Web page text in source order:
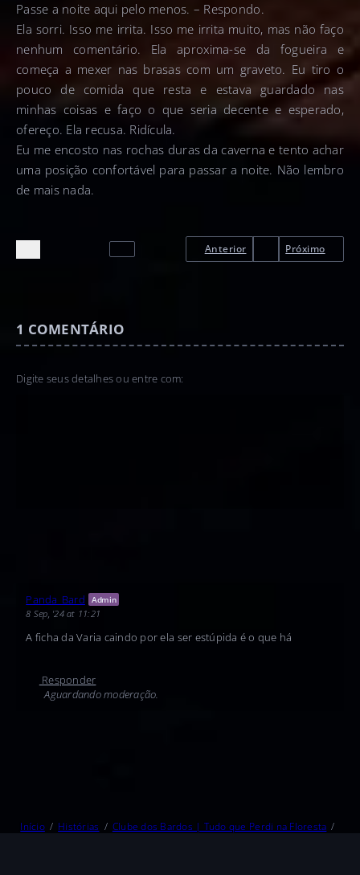
Passe a noite aqui pelo menos. – Respondo.
Ela sorri. Isso me irrita. Isso me irrita muito, mas não faço
nenhum comentário. Ela aproxima-se da fogueira e
começa a mexer nas brasas com um graveto. Eu tiro o
pouco de comida que resta e estava guardado nas
minhas coisas e faço o que seria decente e esperado,
ofereço. Ela recusa. Ridícula.
Eu me encosto nas rochas duras da caverna e tento achar
uma posição confortável para passar a noite. Não lembro
de mais nada.
Anterior Próximo
1 COMENTÁRIO
Digite seus detalhes ou entre com:
Panda_Bard Admin
8 Sep, '24 at 11:21
A ficha da Varia caindo por ela ser estúpida é o que há
Responder
Aguardando moderação.
Início Histórias
Clube dos Bardos | Tudo que Perdi na Floresta